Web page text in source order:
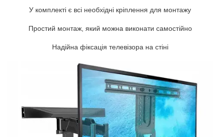
У комплекті є всі необхідні кріплення для монтажу
Простий монтаж, який можна виконати самостійно
Надійна фіксація телевізора на стіні